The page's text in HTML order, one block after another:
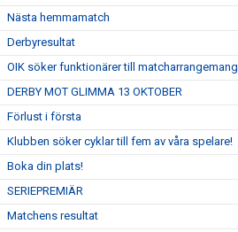
Nästa hemmamatch
Derbyresultat
OIK söker funktionärer till matcharrangemang
DERBY MOT GLIMMA 13 OKTOBER
Förlust i första
Klubben söker cyklar till fem av våra spelare!
Boka din plats!
SERIEPREMIÄR
Matchens resultat